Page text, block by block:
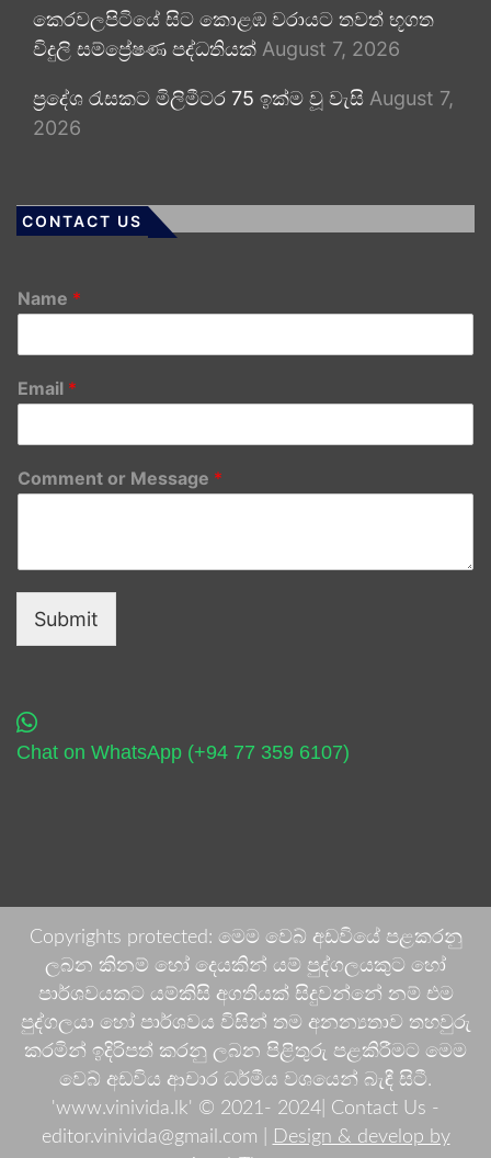
කෙරවලපිටියේ සිට කොළඹ වරායට තවත් භූගත
විදුලි සම්ප්‍රේෂණ පද්ධතියක් August 7, 2026
ප්‍රදේශ රැසකට මිලිමීටර 75 ඉක්ම වූ වැසි August 7,
2026
CONTACT US
Name *
Email *
Comment or Message *
Submit
Chat on WhatsApp (+94 77 359 6107)
Copyrights protected: මෙම වෙබ් අඩවියේ පළකරනු
ලබන කිනම් හෝ දෙයකින් යම් පුද්ගලයකුට හෝ
පාර්ශවයකට යම්කිසි අගතියක් සිදුවන්නේ නම් එම
පුද්ගලයා හෝ පාර්ශවය විසින් තම අනන්‍යතාව තහවුරු
කරමින් ඉදිරිපත් කරනු ලබන පිළිතුරු පළකිරීමට මෙම
වෙබ් අඩවිය ආචාර ධර්මීය වශයෙන් බැඳී සිටී.
'www.vinivida.lk' © 2021- 2024| Contact Us -
editor.vinivida@gmail.com |
Design & develop by